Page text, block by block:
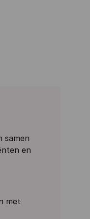
samen
en
met